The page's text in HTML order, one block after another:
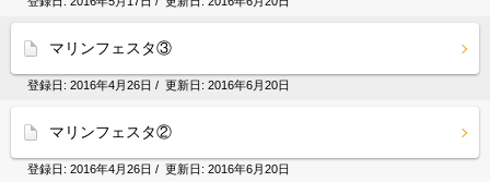
マリンフェスタ③
登録日: 2016年4月26日 / 更新日: 2016年6月20日
マリンフェスタ②
登録日: 2016年4月26日 / 更新日: 2016年6月20日